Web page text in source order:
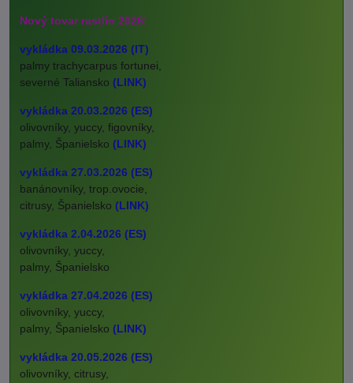
Nový tovar rastlín 2026:
vykládka 09.03.2026 (IT)
palmy trachycarpus fortunei,
severné Taliansko (LINK)
vykládka 20.03.2026 (ES)
olivovníky, yuccy, figovníky,
palmy, Španielsko (LINK)
vykládka 27.03.2026 (ES)
banánovníky, trop.ovocie,
citrusy, Španielsko (LINK)
vykládka 2.04.2026 (ES)
olivovníky, yuccy,
palmy, Španielsko
vykládka 27.04.2026 (ES)
olivovníky, yuccy,
palmy, Španielsko (LINK)
vykládka 20.05.2026 (ES)
olivovníky, citrusy,